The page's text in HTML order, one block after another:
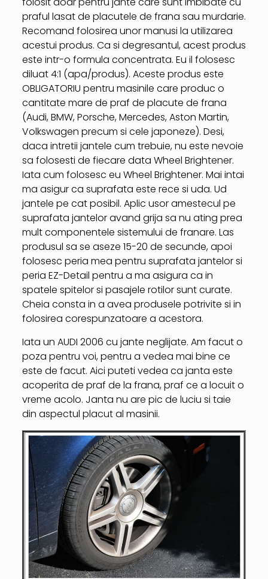
praful lasat de placutele de frana sau murdarie.
Recomand folosirea unor manusi la utilizarea
acestui produs. Ca si degresantul, acest produs
este intr-o formula concentrata. Eu il folosesc
diluat 4:1 (apa/produs). Aceste produs este
OBLIGATORIU pentru masinile care produc o
cantitate mare de praf de placute de frana
(Audi, BMW, Porsche, Mercedes, Aston Martin,
Volkswagen precum si cele japoneze). Desi,
daca intretii jantele cum trebuie, nu este nevoie
sa folosesti de fiecare data Wheel Brightener.
Iata cum folosesc eu Wheel Brightener. Mai intai
ma asigur ca suprafata este rece si uda. Ud
jantele pe cat posibil. Aplic usor amestecul pe
suprafata jantelor avand grija sa nu ating prea
mult componentele sistemului de franare. Las
produsul sa se aseze 15-20 de secunde, apoi
folosesc peria mea pentru suprafata jantelor si
peria EZ-Detail pentru a ma asigura ca in
spatele spitelor si pasajele rotilor sunt curate.
Cheia consta in a avea produsele potrivite si in
folosirea corespunzatoare a acestora.
Iata un AUDI 2006 cu jante neglijate. Am facut o
poza pentru voi, pentru a vedea mai bine ce
este de facut. Aici puteti vedea ca janta este
acoperita de praf de la frana, praf ce a locuit o
vreme acolo. Janta nu are pic de luciu si taie
din aspectul placut al masinii.